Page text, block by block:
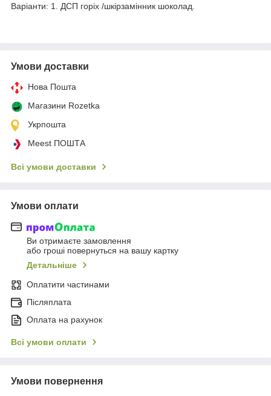
Варіанти: 1. ДСП горіх /шкірзамінник шоколад.
Умови доставки
Нова Пошта
Магазини Rozetka
Укрпошта
Meest ПОШТА
Всі умови доставки
Умови оплати
Ви отримаєте замовлення
або гроші повернуться на вашу картку
Детальніше
Оплатити частинами
Післяплата
Оплата на рахунок
Всі умови оплати
Умови повернення